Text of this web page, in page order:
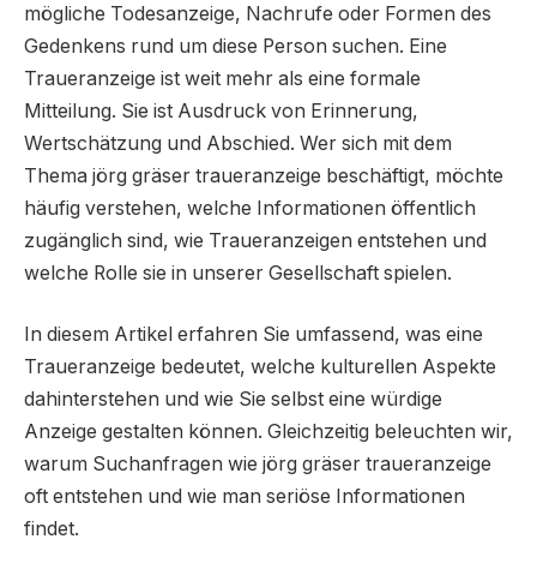
mögliche Todesanzeige, Nachrufe oder Formen des
Gedenkens rund um diese Person suchen. Eine
Traueranzeige ist weit mehr als eine formale
Mitteilung. Sie ist Ausdruck von Erinnerung,
Wertschätzung und Abschied. Wer sich mit dem
Thema jörg gräser traueranzeige beschäftigt, möchte
häufig verstehen, welche Informationen öffentlich
zugänglich sind, wie Traueranzeigen entstehen und
welche Rolle sie in unserer Gesellschaft spielen.
In diesem Artikel erfahren Sie umfassend, was eine
Traueranzeige bedeutet, welche kulturellen Aspekte
dahinterstehen und wie Sie selbst eine würdige
Anzeige gestalten können. Gleichzeitig beleuchten wir,
warum Suchanfragen wie jörg gräser traueranzeige
oft entstehen und wie man seriöse Informationen
findet.